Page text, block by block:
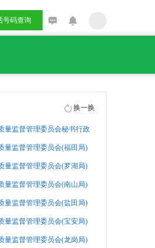
号码查询
换一换
量监督管理委员会秘书行政
量监督管理委员会(福田局)
量监督管理委员会(罗湖局)
量监督管理委员会(南山局)
量监督管理委员会(盐田局)
量监督管理委员会(宝安局)
量监督管理委员会(龙岗局)